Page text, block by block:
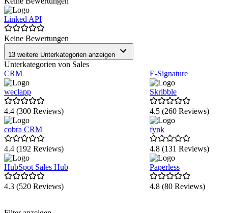
Linked API
Keine Bewertungen
13 weitere Unterkategorien anzeigen
Unterkategorien von Sales
CRM
weclapp
4.4 (300 Reviews)
cobra CRM
4.4 (192 Reviews)
HubSpot Sales Hub
4.3 (520 Reviews)
E-Signature
Skribble
4.5 (260 Reviews)
fynk
4.8 (131 Reviews)
Paperless
4.8 (80 Reviews)